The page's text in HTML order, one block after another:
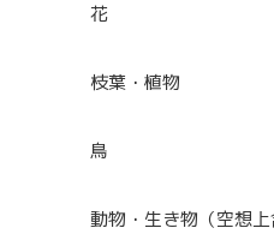
花
枝葉・植物
鳥
動物・生き物（空想